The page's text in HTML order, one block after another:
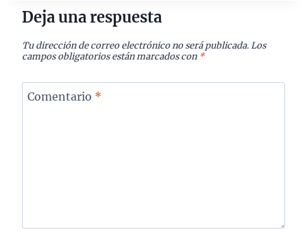
Deja una respuesta
Tu dirección de correo electrónico no será publicada. Los
campos obligatorios están marcados con *
Comentario *